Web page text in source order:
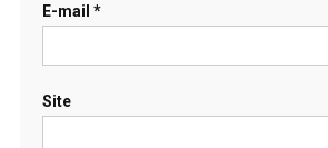
E-mail *
Site